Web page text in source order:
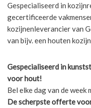
Gespecialiseerd in
gecertificeerde
kozijnenleverancier van
van bijv. een houten
Gespecialiseerd in
voor hout!
Bel elke dag van de
De scherpsteofferte